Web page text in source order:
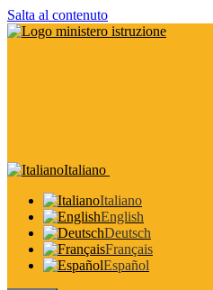
Salta al contenuto
Italiano
Italiano
English
Deutsch
Français
Español